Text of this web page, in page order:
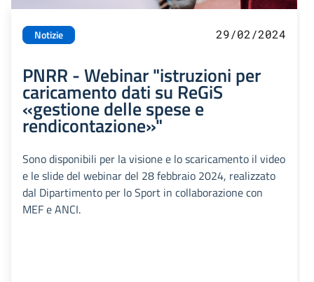
Notizie 29/02/2024
PNRR - Webinar "istruzioni per
caricamento dati su ReGiS
«gestione delle spese e
rendicontazione»"
Sono disponibili per la visione e lo scaricamento il video
e le slide del webinar del 28 febbraio 2024, realizzato
dal Dipartimento per lo Sport in collaborazione con
MEF e ANCI.